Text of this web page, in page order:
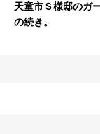
天童市Ｓ様邸のガ
の続き。